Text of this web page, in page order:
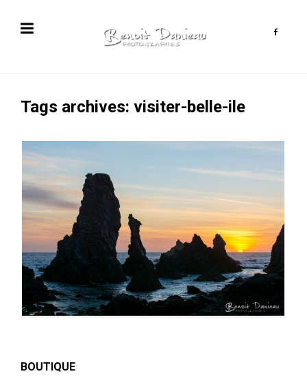
Tags archives: visiter-belle-ile
BOUTIQUE